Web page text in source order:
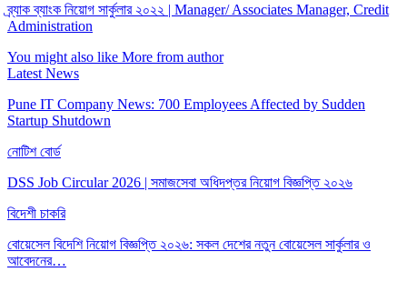
ব্র্যাক ব্যাংক নিয়োগ সার্কুলার ২০২২ | Manager/ Associates Manager, Credit
Administration
You might also like More from author
Latest News
Pune IT Company News: 700 Employees Affected by Sudden
Startup Shutdown
নোটিশ বোর্ড
DSS Job Circular 2026 | সমাজসেবা অধিদপ্তর নিয়োগ বিজ্ঞপ্তি ২০২৬
বিদেশী চাকরি
বোয়েসেল বিদেশি নিয়োগ বিজ্ঞপ্তি ২০২৬: সকল দেশের নতুন বোয়েসেল সার্কুলার ও
আবেদনের…